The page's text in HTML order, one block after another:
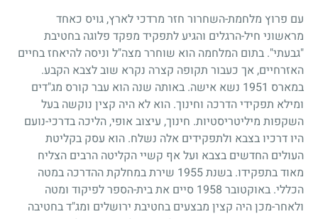
עם פרוץ מלחמת-השחרור חזר מרדכי לארץ, גויס כאחד
מראשוני חיל-הרגלים והגיע לתפקיד מפקד פלוגה בחטיבת
"גבעתי". בתום המלחמה הוא שוחרר מצה"ל וניסה להיאחז בחיים
האזרחיים, אך כעבור תקופה קצרה נקרא שוב לצבא הקבע.
במארס 1951 נשא אישה. באותה שנה הוא עבר קורס מג"דים
ומילא תפקידי הדרכה וחינוך. הוא לא היה קצין נוקשה בעל
השקפות מיליטריסטיות. חינוך, עיצוב אופי, הליכה בדרכי-נועם
היו דרכיו בצבא ולתפקידים אלה נשלח. הוא עסק בקליטת
העולים החדשים בצבא ועל אף קשיי הקליטה הרבים הצליח
מאוד בתפקידו. בשנת1955 שירת במחלקת ההדרכה במטה
הכללי. באוקטובר 1958 סיים את בית-הספר לפיקוד ומטה
ולאחר-מכן היה קצין מבצעים בחטיבת ירושלים ומג"ד בחטיבה